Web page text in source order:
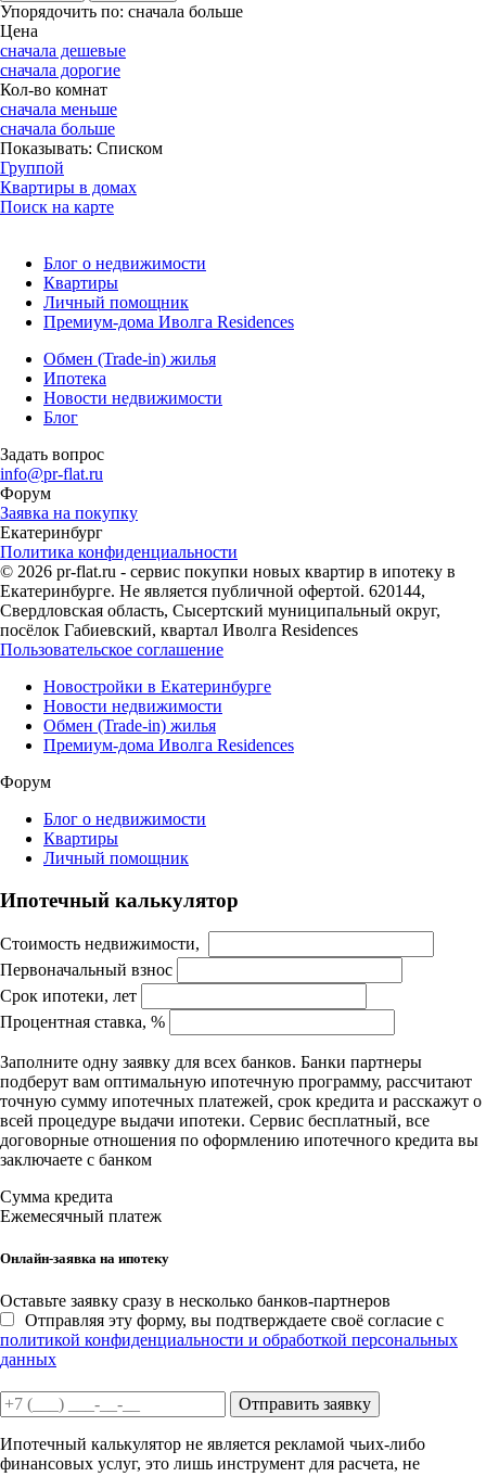
Упорядочить по: сначала больше
Цена
сначала дешевые
сначала дорогие
Кол-во комнат
сначала меньше
сначала больше
Показывать: Списком
Группой
Квартиры в домах
Поиск на карте
Блог о недвижимости
Квартиры
Личный помощник
Премиум-дома Иволга Residences
Обмен (Trade-in) жилья
Ипотека
Новости недвижимости
Блог
Задать вопрос
info@pr-flat.ru
Форум
Заявка на покупку
Екатеринбург
Политика конфиденциальности
© 2026 pr-flat.ru - сервис покупки новых квартир в ипотеку в
Екатеринбурге. Не является публичной офертой. 620144,
Свердловская область, Сысертский муниципальный округ,
посёлок Габиевский, квартал Иволга Residences
Пользовательское соглашение
Новостройки в Екатеринбурге
Новости недвижимости
Обмен (Trade-in) жилья
Премиум-дома Иволга Residences
Форум
Блог о недвижимости
Квартиры
Личный помощник
Ипотечный калькулятор
Стоимость недвижимости,
Первоначальный взнос
Срок ипотеки, лет
Процентная ставка, %
Заполните одну заявку для всех банков. Банки партнеры
подберут вам оптимальную ипотечную программу, рассчитают
точную сумму ипотечных платежей, срок кредита и расскажут о
всей процедуре выдачи ипотеки. Сервис бесплатный, все
договорные отношения по оформлению ипотечного кредита вы
заключаете с банком
Сумма кредита
Ежемесячный платеж
Онлайн-заявка на ипотеку
Оставьте заявку сразу в несколько банков-партнеров
Отправляя эту форму, вы подтверждаете своё согласие с
политикой конфиденциальности и обработкой персональных
данных
Отправить заявку
Ипотечный калькулятор не является рекламой чьих-либо
финансовых услуг, это лишь инструмент для расчета, не